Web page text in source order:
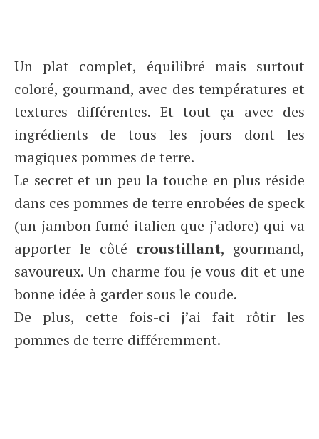
Un plat complet, équilibré mais surtout
coloré, gourmand, avec des températures et
textures différentes. Et tout ça avec des
ingrédients de tous les jours dont les
magiques pommes de terre.
Le secret et un peu la touche en plus réside
dans ces pommes de terre enrobées de speck
(un jambon fumé italien que j’adore) qui va
apporter le côté croustillant, gourmand,
savoureux. Un charme fou je vous dit et une
bonne idée à garder sous le coude.
De plus, cette fois-ci j’ai fait rôtir les
pommes de terre différemment.